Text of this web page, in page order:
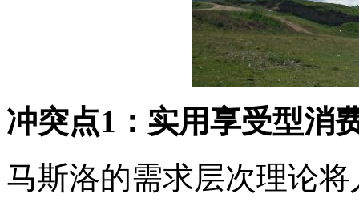
冲突点1：实用享受型消
马斯洛的需求层次理论